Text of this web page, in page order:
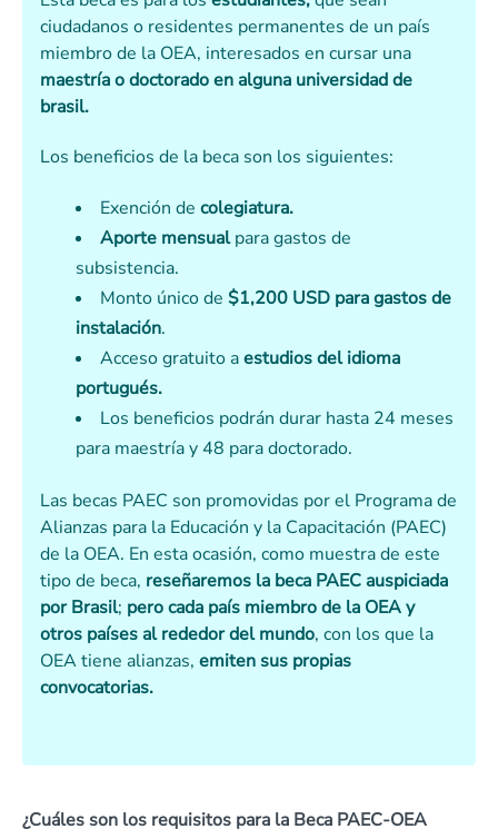
ciudadanos o residentes permanentes de un país
miembro de la OEA, interesados en cursar una
maestría o doctorado en alguna universidad de
brasil.
Los beneficios de la beca son los siguientes:
Exención de colegiatura.
Aporte mensualpara gastos de
subsistencia.
Monto único de $1,200 USD para gastos de
instalación.
Acceso gratuito aestudios del idioma
portugués.
Los beneficios podrán durar hasta 24 meses
para maestría y 48 para doctorado.
Las becas PAEC son promovidas por el Programa de
Alianzas para la Educación y la Capacitación (PAEC)
de la OEA. En esta ocasión, como muestra de este
tipo de beca, reseñaremos la beca PAEC auspiciada
por Brasil; pero cada país miembro de la OEA y
otros países al rededor del mundo, con los que la
OEA tiene alianzas, emiten sus propias
convocatorias.
¿Cuáles son los requisitos para la Beca PAEC-OEA